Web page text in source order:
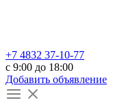
+7 4832 37-10-77
c 9:00 до 18:00
Добавить объявление